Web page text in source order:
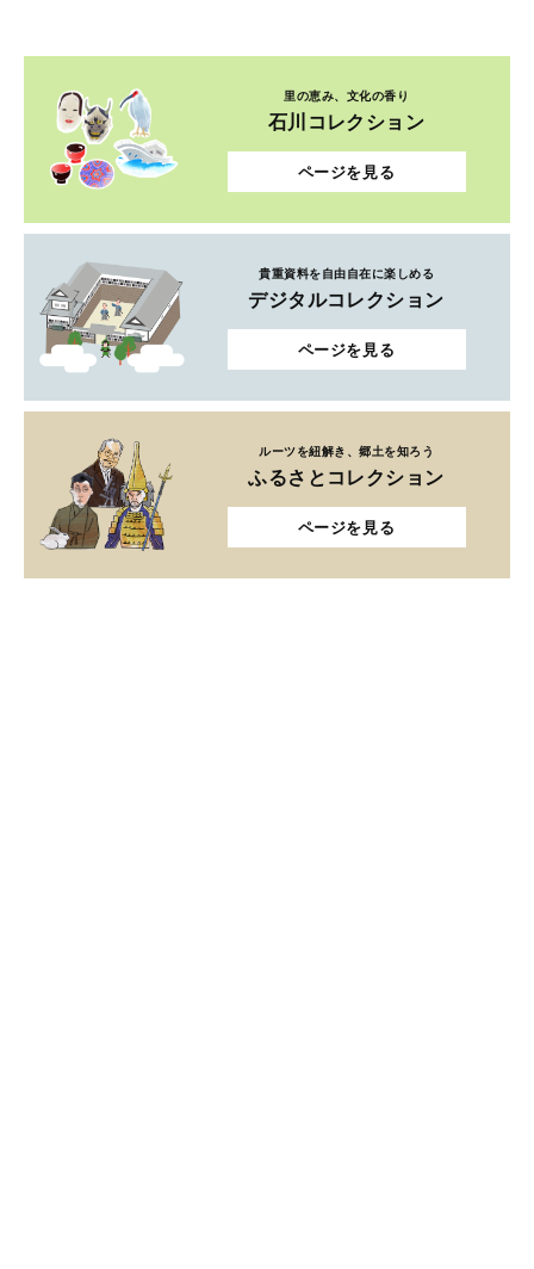
里の恵み、文化の香り
石川コレクション
ページを見る
貴重資料を自由自在に楽しめる
デジタルコレクション
ページを見る
ルーツを紐解き、郷土を知ろう
ふるさとコレクション
ページを見る